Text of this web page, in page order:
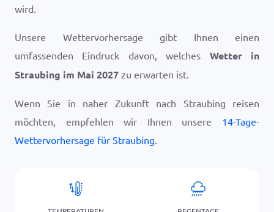
wird.
Unsere Wettervorhersage gibt Ihnen einen
umfassenden Eindruck davon, welches Wetter in
Straubing im Mai 2027 zu erwarten ist.
Wenn Sie in naher Zukunft nach Straubing reisen
möchten, empfehlen wir Ihnen unsere 14-Tage-
Wettervorhersage für Straubing.